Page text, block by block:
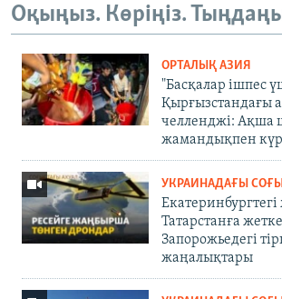
Оқыңыз. Көріңіз.
ОРТАЛЫҚ АЗИЯ
"Басқалар ішпес
Қырғызстандағы
челленджі: Ақша
жамандықпен
УКРАИНАДАҒЫ
Татарстанға
Запорожьедегі
жаңалықтары